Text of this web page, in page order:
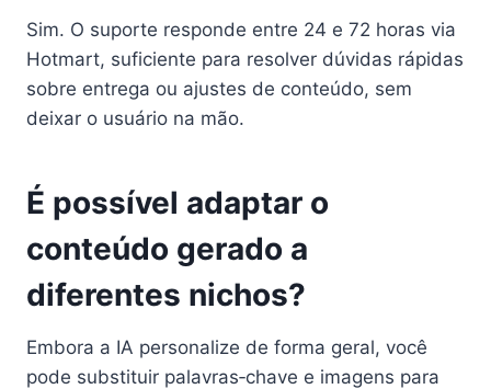
Sim. O suporte responde entre 24 e 72 horas via
Hotmart, suficiente para resolver dúvidas rápidas
sobre entrega ou ajustes de conteúdo, sem
deixar o usuário na mão.
É possível adaptar o
conteúdo gerado a
diferentes nichos?
Embora a IA personalize de forma geral, você
pode substituir palavras‑chave e imagens para